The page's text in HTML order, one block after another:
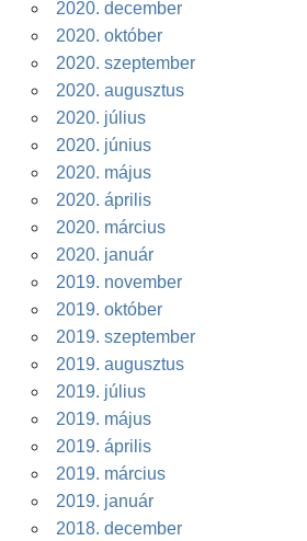
2020. december
2020. október
2020. szeptember
2020. augusztus
2020. július
2020. június
2020. május
2020. április
2020. március
2020. január
2019. november
2019. október
2019. szeptember
2019. augusztus
2019. július
2019. május
2019. április
2019. március
2019. január
2018. december